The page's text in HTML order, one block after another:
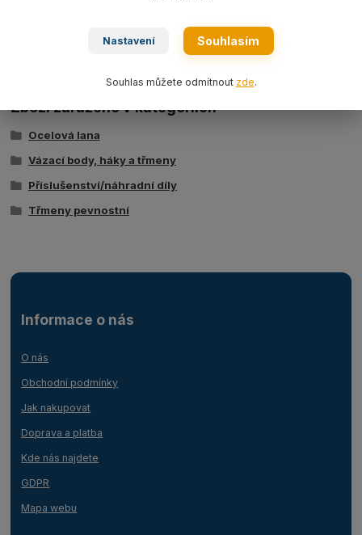
Technická specifikace
Zboží zařazeno v kategoriích
Ocelová lana
Vázací body, háky a třmeny
Příslušenství/náhradní díly
Třmeny pevnostní
Informace o nás
O nás
Obchodní podmínky
Jak nakupovat
Doprava a platba
Kde nás najdete
GDPR
Mapa webu
Nastavení Souhlasím
Souhlas můžete odmítnout zde.